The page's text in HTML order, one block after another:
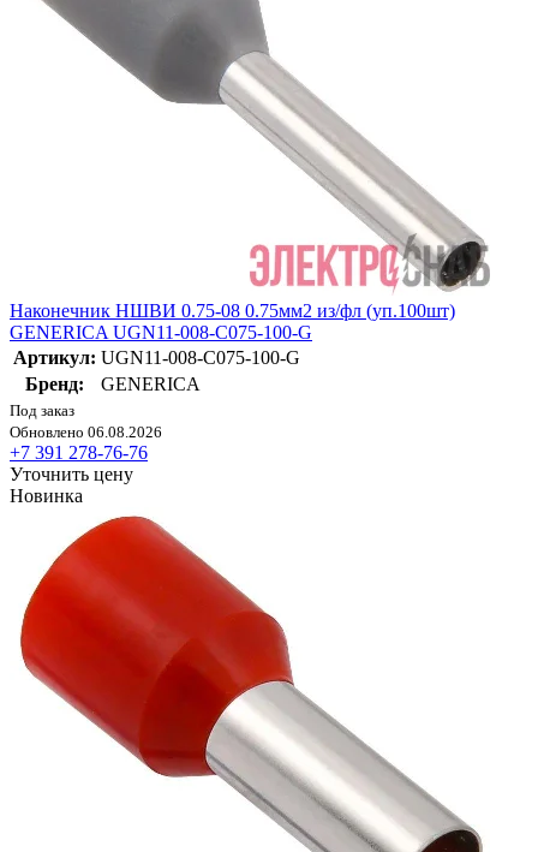
Наконечник НШВИ 0.75-08 0.75мм2 из/фл (уп.100шт)
GENERICA UGN11-008-C075-100-G
Артикул: UGN11-008-C075-100-G
Бренд:
GENERICA
Под заказ
Обновлено 06.08.2026
+7 391 278-76-76
Уточнить цену
Новинка